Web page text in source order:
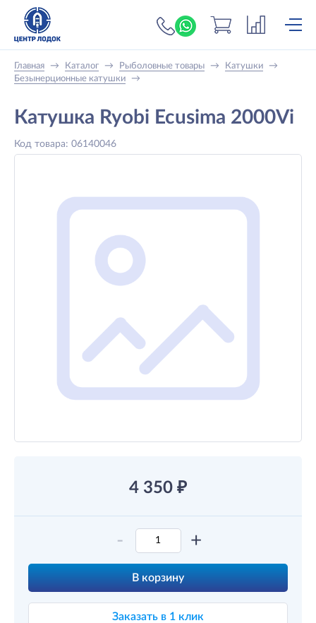
+7 (919) 698-56-
Главная → Каталог → Рыболовные товары → Катушки
→
Безынерционные катушки
→
Катушка Ryobi Ecusima 2000Vi
Код товара: 06140046
4 350 ₽
- +
В корзину
Заказать в 1 клик